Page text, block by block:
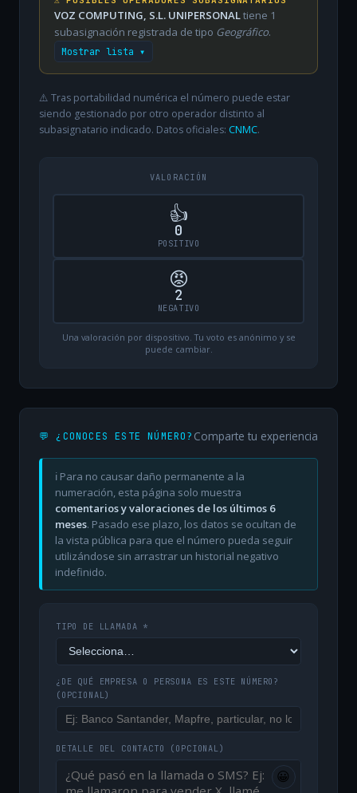
VOZ COMPUTING, S.L. UNIPERSONALtiene 1
subasignación registrada de tipo Geográfico.
Mostrar lista ▾
⚠️ Tras portabilidad numérica el número puede estar
siendo gestionado por otro operador distinto al
subasignatario indicado. Datos oficiales: CNMC.
VALORACIÓN
👍
0
POSITIVO
😡
2
NEGATIVO
Una valoración por dispositivo. Tu voto es anónimo y se
puede cambiar.
💬 ¿CONOCES ESTE NÚMERO? Comparte tu experiencia
ℹ️ Para no causar daño permanente a la
numeración, esta página solo muestra
comentarios y valoraciones de los últimos 6
meses. Pasado ese plazo, los datos se ocultan de
la vista pública para que el número pueda seguir
utilizándose sin arrastrar un historial negativo
indefinido.
TIPO DE LLAMADA *
¿DE QUÉ EMPRESA O PERSONA ES ESTE NÚMERO?
(OPCIONAL)
DETALLE DEL CONTACTO (OPCIONAL)
😀